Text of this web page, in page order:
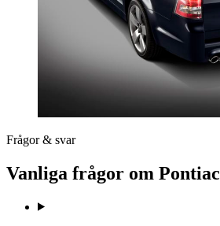
Frågor & svar
Vanliga frågor om Pontiac